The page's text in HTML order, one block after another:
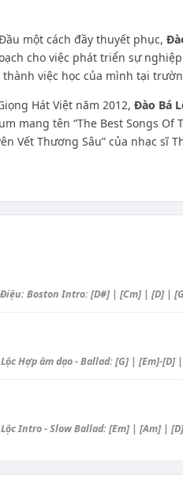
một cách đầy thuyết phục,
cho việc phát triển sự
việc học của mình tại
Hát Việt năm 2012, Đào Bá
mang tên “The Best Songs Of
Vết Thương Sâu” của nhạc sĩ
Điệu: Boston Intro: [D#] | [Cm] | [D] |
Hợp âm dạo - Ballad: [G] | [Em]-[D]
Intro - Slow Ballad: [Em] | [Am] |